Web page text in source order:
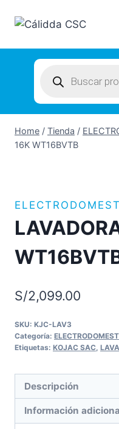
search
Home / Tienda /
16K WT16BVTB
S/2,099.00
SKU: KJC-LAV3
Categoría:
Etiquetas: KOJAC SAC
Descripción
Información